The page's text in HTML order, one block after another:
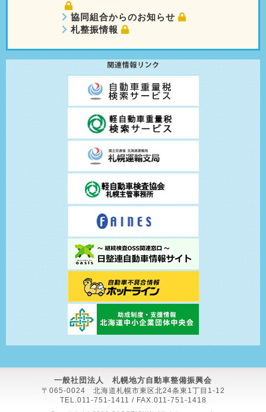
協同組合からのお知らせ
札整振情報
〒065-0024 北海道札幌市東区北24条東1丁目1-12
TEL.011-751-1411 / FAX.011-751-1418